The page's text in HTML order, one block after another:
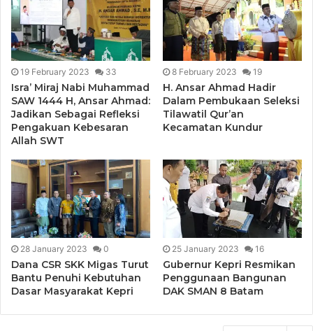
19 February 2023 33
Isra’ Miraj Nabi Muhammad
SAW 1444 H, Ansar Ahmad:
Jadikan Sebagai Refleksi
Pengakuan Kebesaran
Allah SWT
8 February 2023 19
H. Ansar Ahmad Hadir
Dalam Pembukaan Seleksi
Tilawatil Qur’an
Kecamatan Kundur
28 January 2023 0
Dana CSR SKK Migas Turut
Bantu Penuhi Kebutuhan
Dasar Masyarakat Kepri
25 January 2023 16
Gubernur Kepri Resmikan
Penggunaan Bangunan
DAK SMAN 8 Batam